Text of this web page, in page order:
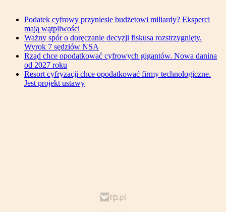
Podatek cyfrowy przyniesie budżetowi miliardy? Eksperci
mają wątpliwości
Ważny spór o doręczanie decyzji fiskusa rozstrzygnięty.
Wyrok 7 sędziów NSA
Rząd chce opodatkować cyfrowych gigantów. Nowa danina
od 2027 roku
Resort cyfryzacji chce opodatkować firmy technologiczne.
Jest projekt ustawy